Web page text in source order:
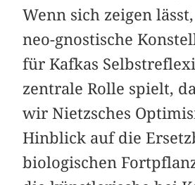
Wenn sich zeigen
neo-gnostische
für Kafkas
zentrale Rolle spielt,
wir Nietzsches
Hinblick auf die
biologischen